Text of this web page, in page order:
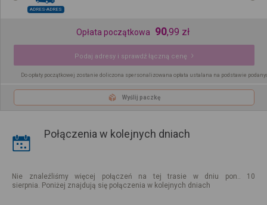
ADRES-ADRES
Opłata początkowa 90,99 zł
Podaj adresy i sprawdź łączną cenę
Do opłaty początkowej zostanie doliczona spersonalizowana opłata ustalana na podstawie
Wyślij paczkę
Połączenia w kolejnych dniach
Nie znaleźliśmy więcej połączeń na tej trasie w dniu pon.. 10
sierpnia. Poniżej znajdują się połączenia w kolejnych dniach